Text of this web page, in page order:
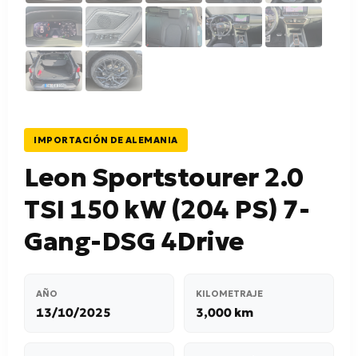
IMPORTACIÓN DE ALEMANIA
Leon Sportstourer 2.0
TSI 150 kW (204 PS) 7-
Gang-DSG 4Drive
AÑO
13/10/2025
KILOMETRAJE
3,000 km